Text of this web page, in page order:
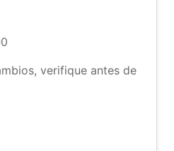
verifique antes de